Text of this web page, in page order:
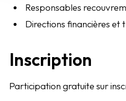
Responsables
Directions financières et
Inscription
Participation gratuite sur